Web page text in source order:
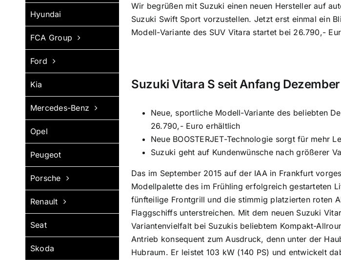
Hyundai
FCA Group
Ford
Kia
Mercedes-Benz
Opel
Peugeot
Porsche
Renault
Seat
Skoda
Wir begrüßen mit Suzuki einen neuen Hersteller auf
Suzuki Swift Sport vorzustellen. Jetzt erst einmal ein
Modell-Variante des SUV Vitara startet bei 26.790,-
Suzuki Vitara S seit Anfang
Neue, sportliche Modell-Variante des beliebten
26.790,- Euro erhältlich
Neue BOOSTERJET-Technologie sorgt für mehr
Suzuki geht auf Kundenwünsche nach größerer
Das im September 2015 auf der IAA in Frankfurt
Modellpalette des im Frühling erfolgreich gestarteten
fünfteilige Frontgrill und die stimmig platzierten roten
Flaggschiffs unterstreichen. Mit dem neuen Suzuki
Variantenvielfalt bei Suzukis beliebtem Kompakt-
Antrieb konsequent zum Ausdruck, denn unter der
Hubraum. Er leistet 103 kW (140 PS) und entwickelt